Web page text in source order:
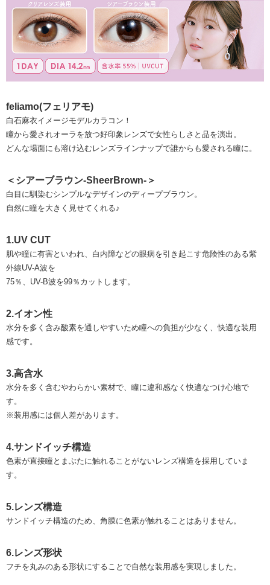
feliamo(フェリアモ)
白石麻衣イメージモデルカラコン！
瞳から愛されオーラを放つ好印象レンズで女性らしさと品を演出。
どんな場面にも溶け込むレンズラインナップで誰からも愛される瞳に。
＜シアーブラウン-SheerBrown-＞
白目に馴染むシンプルなデザインのディープブラウン。
自然に瞳を大きく見せてくれる♪
1.UV CUT
肌や瞳に有害といわれ、白内障などの眼病を引き起こす危険性のある紫
外線UV-A波を
75％、UV-B波を99％カットします。
2.イオン性
水分を多く含み酸素を通しやすいため瞳への負担が少なく、快適な装用
感です。
3.高含水
水分を多く含むやわらかい素材で、瞳に違和感なく快適なつけ心地で
す。
※装用感には個人差があります。
4.サンドイッチ構造
色素が直接瞳とまぶたに触れることがないレンズ構造を採用していま
す。
5.レンズ構造
サンドイッチ構造のため、角膜に色素が触れることはありません。
6.レンズ形状
フチを丸みのある形状にすることで自然な装用感を実現しました。